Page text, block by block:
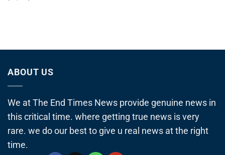
ABOUT US
We at The End Times News provide genuine news in
this critical time. where getting true news is very
rare. we do our best to give u real news at the right
time.